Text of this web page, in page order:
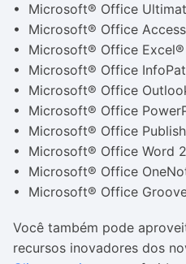
• Microsoft® Office
• Microsoft® Office
• Microsoft® Office
• Microsoft® Office
• Microsoft® Office
• Microsoft® Office
• Microsoft® Office
• Microsoft® Office Word
• Microsoft® Office
• Microsoft® Office
Você também pode
recursos inovadores dos